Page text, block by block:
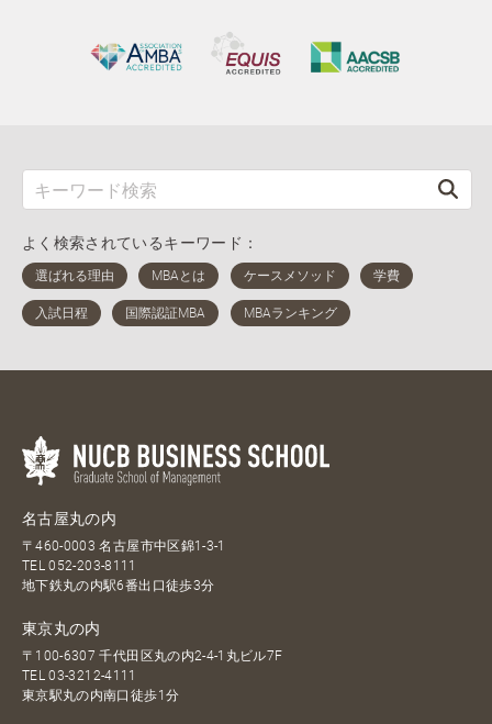
よく検索されているキーワード：
名古屋丸の内
〒460-0003 名古屋市中区錦1-3-1
TEL052-203-8111
地下鉄丸の内駅6番出口徒歩3分
東京丸の内
〒100-6307 千代田区丸の内2-4-1丸ビル7F
TEL03-3212-4111
東京駅丸の内南口徒歩1分